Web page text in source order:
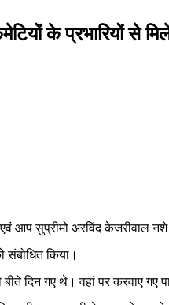
के प्रभारियों से
आप सुप्रीमो अरविंद केजरीवाल
किया।
दिन गए थे। वहां पर करवाए